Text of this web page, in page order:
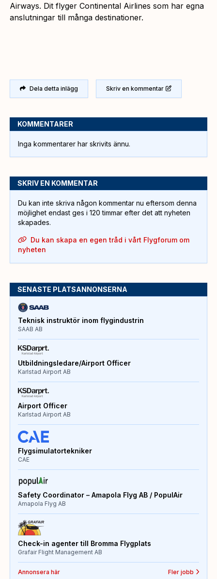
Airways. Dit flyger Continental Airlines som har egna
anslutningar till många destinationer.
Dela detta inlägg Skriv en kommentar
KOMMENTARER
Inga kommentarer har skrivits ännu.
SKRIV EN KOMMENTAR
Du kan inte skriva någon kommentar nu eftersom denna
möjlighet endast ges i 120 timmar efter det att nyheten
skapades.
Du kan skapa en egen tråd i vårt Flygforum om
nyheten
SENASTE PLATSANNONSERNA
Teknisk instruktör inom flygindustrin
SAAB AB
Utbildningsledare/Airport Officer
Karlstad Airport AB
Airport Officer
Karlstad Airport AB
Flygsimulatortekniker
CAE
Safety Coordinator – Amapola Flyg AB / PopulAir
Amapola Flyg AB
Check-in agenter till Bromma Flygplats
Grafair Flight Management AB
Annonsera här Fler jobb